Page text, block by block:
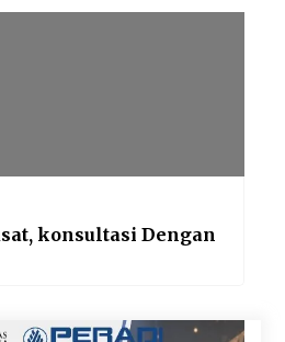
konsultasi Dengan